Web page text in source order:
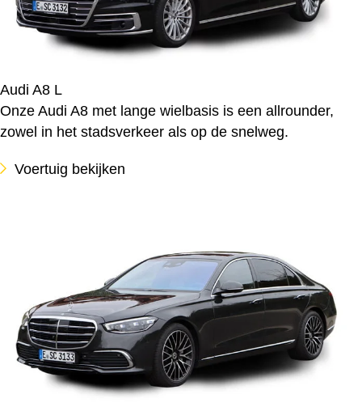
Audi A8 L
Onze Audi A8 met lange wielbasis is een allrounder,
zowel in het stadsverkeer als op de snelweg.
Voertuig bekijken